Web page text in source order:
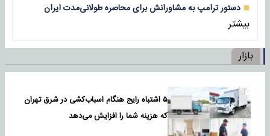
دستور ترامپ به مشاورانش برای محاصره طولانی‌مدت ایران
بیشتر
بازار
۵ اشتباه رایج هنگام اسباب‌کشی در شرق تهران
که هزینه شما را افزایش می‌دهد